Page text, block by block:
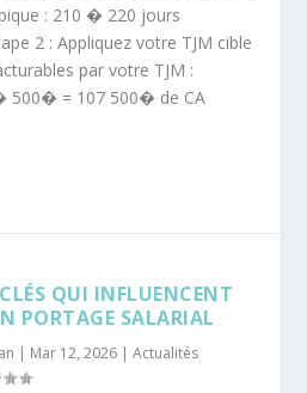
: 210 � 220 jours
2 : Appliquez votre TJM cible
par votre TJM :
500� = 107 500� de CA
QUI INFLUENCENT
PORTAGE SALARIAL
| Mar 12, 2026 |Actualités